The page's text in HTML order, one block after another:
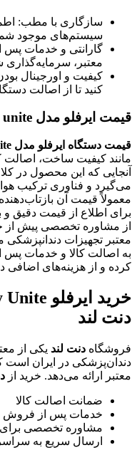
سازگاری با مطب:
سیستم‌های موجود
گارانتی و خدمات پس
معتبر،
کیفیت و اورجینال
کنید تا از اصالت
قیمت ایرفلو مدل air prophy unite
قیمت دستگاه ایرفلو مدل Air Prophy Unite
مانند کیفیت ساخت، اصالت
آنجایی که این محصول در
می‌گیرد و فناوری ترکیب
معمولاً قیمت آن
برای اطلاع از قیمت دقیق و
از مشاوره تخصصی پیش از
معتبر تجهیزات دندانپزشکی
به اصالت کالا و خدمات
کرده و از هزینه‌های اضافی
دنت لند
فروشگاه دنت لند یکی از
دندان‌پزشکی در ایران است
معتبر ارائه می‌دهد. خرید از
ضمانت اصالت کالا
خدمات پس از فروش
مشاوره تخصصی برای
ارسال سریع به